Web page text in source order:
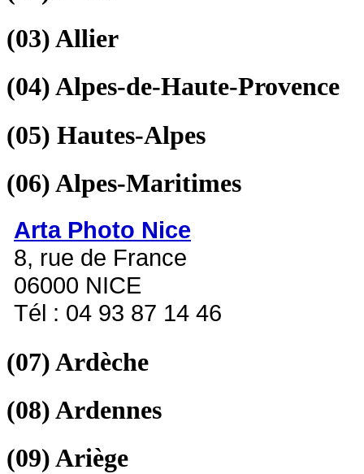
(03)Allier
(04)Alpes-de-Haute-Provence
(05) Hautes-Alpes
(06)Alpes-Maritimes
Arta Photo Nice
8, rue de France
06000 NICE
Tél : 04 93 87 14 46
(07)Ardèche
(08)Ardennes
(09)Ariège